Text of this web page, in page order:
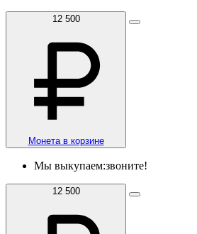
12 500
Монета в корзине
Мы выкупаем:звоните!
12 500